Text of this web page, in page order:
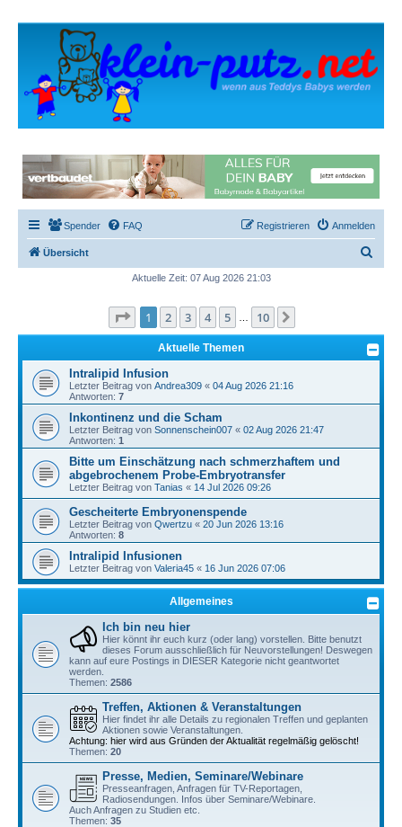
Spender FAQ Anmelden
Registrieren
Übersicht
e
Aktuelle Zeit: 07 Aug 2026 21:03
Seite 1von 10
1 2 3 4 5 10
Aktuelle Themen
Intralipid Infusion
Letzter Beitrag von Andrea309 « 04 Aug 2026 21:16
Antworten: 7
Inkontinenz und die Scham
Letzter Beitrag von Sonnenschein007 « 02 Aug 2026 21:47
Antworten: 1
Bitte um Einschätzung nach schmerzhaftem und
abgebrochenem Probe-Embryotransfer
Letzter Beitrag von Tanias « 14 Jul 2026 09:26
Gescheiterte Embryonenspende
Letzter Beitrag von Qwertzu « 20 Jun 2026 13:16
Antworten: 8
Intralipid Infusionen
Letzter Beitrag von Valeria45 « 16 Jun 2026 07:06
Allgemeines
Ich bin neu hier
Hier könnt ihr euch kurz (oder lang) vorstellen. Bitte benutzt
dieses Forum ausschließlich für Neuvorstellungen! Deswegen
kann auf eure Postings in DIESER Kategorie nicht geantwortet
werden.
Themen: 2586
Treffen, Aktionen & Veranstaltungen
Hier findet ihr alle Details zu regionalen Treffen und geplanten
Aktionen sowie Veranstaltungen.
Achtung: hier wird aus Gründen der Aktualität regelmäßig gelöscht!
Themen: 20
Presse, Medien, Seminare/Webinare
Presseanfragen, Anfragen für TV-Reportagen,
Radiosendungen. Infos über Seminare/Webinare.
Auch Anfragen zu Studien etc.
Themen: 35